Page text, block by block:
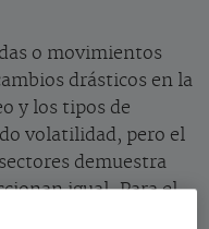
o movimientos
drásticos en la
y los tipos de
volatilidad, pero el
demuestra
igual. Para el